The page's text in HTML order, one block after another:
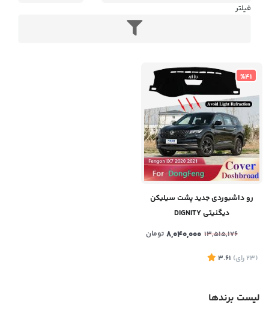
فیلتر
%41
رو داشبوردی جدید پشت سیلیکن
دیگنیتی DIGNITY
13,515,176
8,040,000 تومان
(23 رای)
3.61
لیست برندها